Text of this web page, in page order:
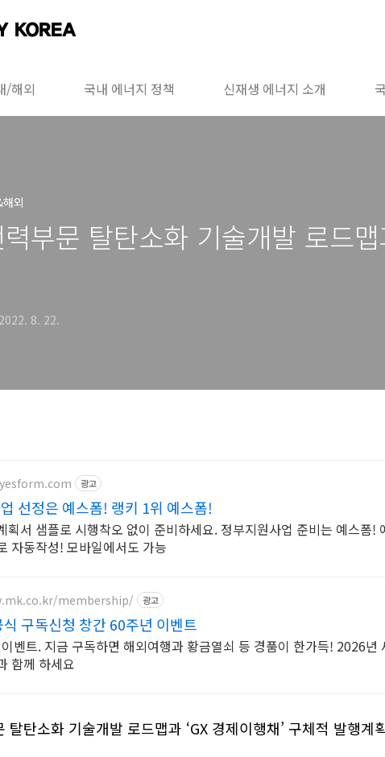
/해외 국내 에너지 정책 신재생 에너지 소개
외
부문 탈탄소화 기술개발 로드
2022. 8. 22.
광고
선정은 예스폼! 랭키 1위 예스폼!
획서 샘플로 시행착오 없이 준비하세요. 정부지원사업 준비는 예스폼!
자동작성! 모바일에서도 가능
membership/ 광고
구독신청 창간 60주년 이벤트
벤트. 지금 구독하면 해외여행과 황금열쇠 등 경품이 한가득! 2026년
함께 하세요
탈탄소화 기술개발 로드맵과 ‘GX 경제이행채’ 구체적 발행계